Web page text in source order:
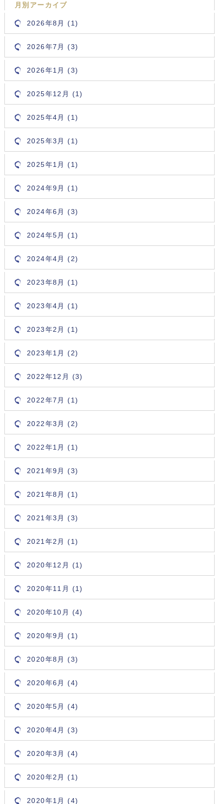
月別アーカイブ
2026年8月 (1)
2026年7月 (3)
2026年1月 (3)
2025年12月 (1)
2025年4月 (1)
2025年3月 (1)
2025年1月 (1)
2024年9月 (1)
2024年6月 (3)
2024年5月 (1)
2024年4月 (2)
2023年8月 (1)
2023年4月 (1)
2023年2月 (1)
2023年1月 (2)
2022年12月 (3)
2022年7月 (1)
2022年3月 (2)
2022年1月 (1)
2021年9月 (3)
2021年8月 (1)
2021年3月 (3)
2021年2月 (1)
2020年12月 (1)
2020年11月 (1)
2020年10月 (4)
2020年9月 (1)
2020年8月 (3)
2020年6月 (4)
2020年5月 (4)
2020年4月 (3)
2020年3月 (4)
2020年2月 (1)
2020年1月 (4)